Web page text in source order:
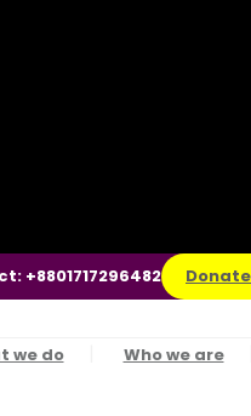
+8801717296482
we do Who we are